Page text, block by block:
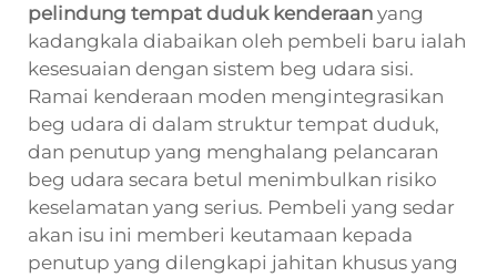
pelindung tempat duduk kenderaan yang
kadangkala diabaikan oleh pembeli baru ialah
kesesuaian dengan sistem beg udara sisi.
Ramai kenderaan moden mengintegrasikan
beg udara di dalam struktur tempat duduk,
dan penutup yang menghalang pelancaran
beg udara secara betul menimbulkan risiko
keselamatan yang serius. Pembeli yang sedar
akan isu ini memberi keutamaan kepada
penutup yang dilengkapi jahitan khusus yang